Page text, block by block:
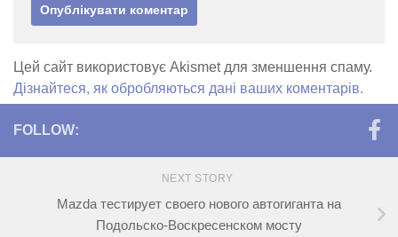
Цей сайт використовує Akismet для зменшення спаму.
Дізнайтеся, як обробляються дані ваших коментарів.
FOLLOW:
NEXT STORY
Mazda тестирует своего нового автогиганта на
Подольско-Воскресенском мосту